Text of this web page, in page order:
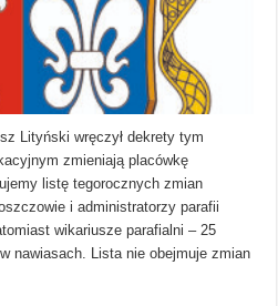
Lityński wręczył dekrety tym
zmieniają placówkę
listę tegorocznych zmian
i administratorzy parafii
wikariusze parafialni – 25
nawiasach. Lista nie obejmuje zmian